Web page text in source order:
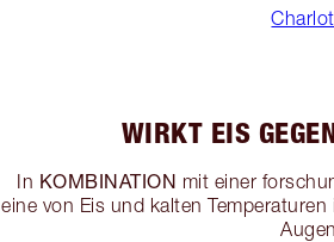
WIRKT EIS
In KOMBINATION mit einer
eine von Eis und kalten